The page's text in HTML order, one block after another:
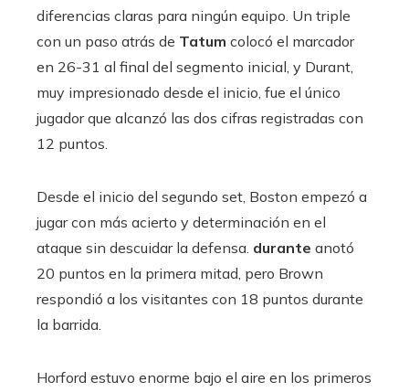
diferencias claras para ningún equipo. Un triple
con un paso atrás de Tatum colocó el marcador
en 26-31 al final del segmento inicial, y Durant,
muy impresionado desde el inicio, fue el único
jugador que alcanzó las dos cifras registradas con
12 puntos.
Desde el inicio del segundo set, Boston empezó a
jugar con más acierto y determinación en el
ataque sin descuidar la defensa. durante anotó
20 puntos en la primera mitad, pero Brown
respondió a los visitantes con 18 puntos durante
la barrida.
Horford estuvo enorme bajo el aire en los primeros